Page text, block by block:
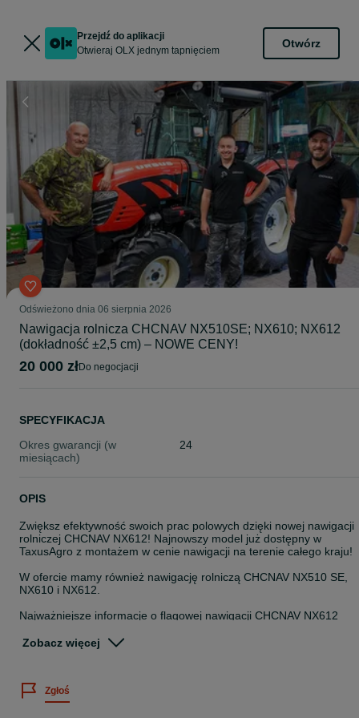
Przejdź do aplikacji
Otwieraj OLX jednym tapnięciem
Otwórz
Odświeżono dnia 06 sierpnia 2026
Nawigacja rolnicza CHCNAV NX510SE; NX610; NX612
(dokładność ±2,5 cm) – NOWE CENY!
20 000 zł do negocjacji
SPECYFIKACJA
Okres gwarancji (w
miesiącach)
24
OPIS
Zwiększ efektywność swoich prac polowych dzięki nowej nawigacji
rolniczej CHCNAV NX612! Najnowszy model już dostępny w
TaxusAgro z montażem w cenie nawigacji na terenie całego kraju!
W ofercie mamy również nawigację rolniczą CHCNAV NX510 SE,
NX610 i NX612.
Najważniejsze informacje o flagowej nawigacji CHCNAV NX612
trudnych warunkach
ekran dotykowy
- Intuicyjne oprogramowanie AgNav – obsługa wielu typów
Zobacz więcej
Zgłoś